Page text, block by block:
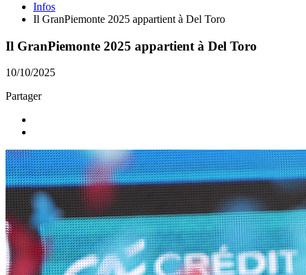
Infos
Il GranPiemonte 2025 appartient à Del Toro
Il GranPiemonte 2025 appartient à Del Toro
10/10/2025
Partager